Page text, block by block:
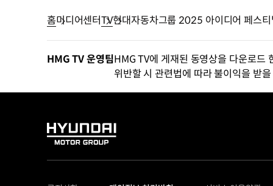
홈미디어센터TV현대자동차그룹 2025 아이디어 페스
HMG TV 운영팀HMG TV에 게재된 동영상을 다운로드
위반할 시 관련법에 따라 불이익을 받
HYUNDAI
GROUP